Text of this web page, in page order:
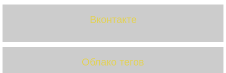
Вконтакте
Облако тегов